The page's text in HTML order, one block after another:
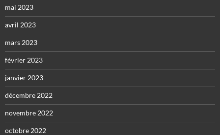
mai 2023
avril 2023
mars 2023
février 2023
janvier 2023
décembre 2022
novembre 2022
octobre 2022